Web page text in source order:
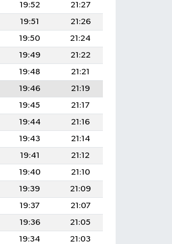
19:52
21:27
19:51
21:26
19:50
21:24
19:49
21:22
19:48
21:21
19:46
21:19
19:45
21:17
19:44
21:16
19:43
21:14
19:41
21:12
19:40
21:10
19:39
21:09
19:37
21:07
19:36
21:05
19:34
21:03